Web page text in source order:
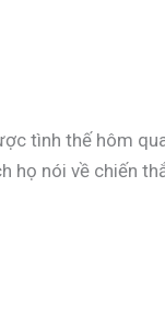
tình thế hôm
họ nói về chiến